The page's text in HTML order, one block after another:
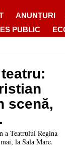
ANUNȚURI
PUBLIC
scenă,
a Teatrului Regina
la Sala Mare.